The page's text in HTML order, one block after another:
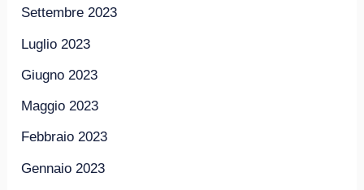
Settembre 2023
Luglio 2023
Giugno 2023
Maggio 2023
Febbraio 2023
Gennaio 2023